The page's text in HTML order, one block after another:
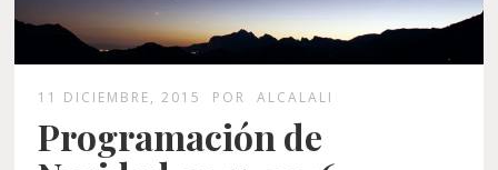
11 DICIEMBRE, 2015 POR ALCALALI
Programación de